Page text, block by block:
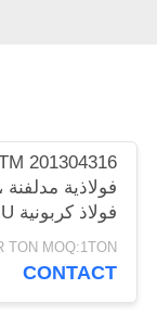
POLICY
فولاذية مدلفنة
اللون
CONTACT